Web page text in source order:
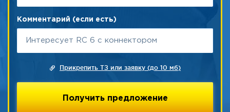
Комментарий (если есть)
Прикрепить ТЗ или заявку (до 10 мб)